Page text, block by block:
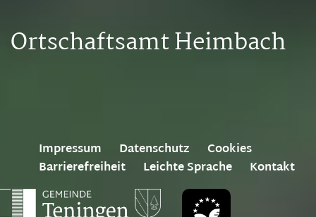
Ortschaftsamt Heimbach
Impressum Datenschutz
Cookies
Barrierefreiheit
Leichte Sprache Kontakt